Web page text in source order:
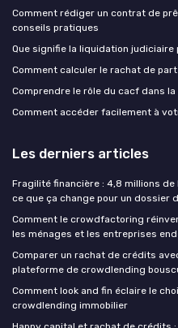
Comment rédiger un contrat de
conseils pratiques
Que signifie la liquidation judiciaire
Comment calculer le rachat de
Comprendre le rôle du cacf dans
Comment accéder facilement à
Les derniers articles
Fragilité financière : 4,8 millions
ce que ça change pour un dossier
Comment le crowdfactoring
les ménages et les entreprises
Comparer un rachat de crédits
plateforme de crowdlending
Comment look and fin éclaire le
crowdlending immobilier